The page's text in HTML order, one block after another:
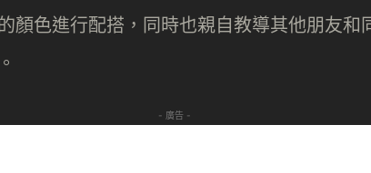
顏色進行配搭，同時也親自教導其他朋友和
- 廣告 -